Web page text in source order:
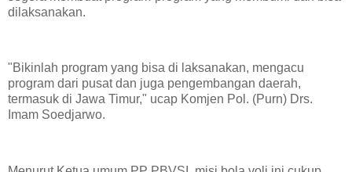
dilaksanakan.
"Bikinlah program yang bisa di laksanakan, mengacu
program dari pusat dan juga pengembangan daerah,
termasuk di Jawa Timur," ucap Komjen Pol. (Purn) Drs.
Imam Soedjarwo.